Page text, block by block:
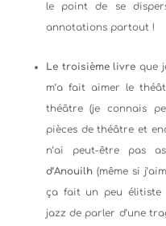
le point de se
annotations partout !
Le troisième livre que
m’a fait aimer le
théâtre (je connais
pièces de théâtre et
n’ai peut-être pas
d’Anouilh(même si
ça fait un peu élitiste
jazz de parler d’une